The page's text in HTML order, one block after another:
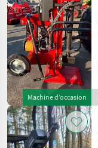
Machine d’occasion